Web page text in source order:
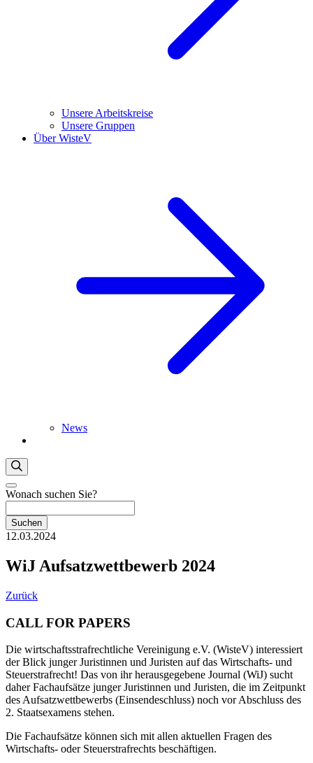
Unsere Arbeitskreise
Unsere Gruppen
Über WisteV
News
Wonach suchen Sie?
Suchen
12.03.2024
WiJ Aufsatzwettbewerb 2024
Zurück
CALL FOR PAPERS
Die wirtschaftsstrafrechtliche Vereinigung e.V. (WisteV) interessiert
der Blick junger Juristinnen und Juristen auf das Wirtschafts- und
Steuerstrafrecht! Das von ihr herausgegebene Journal (WiJ) sucht
daher Fachaufsätze junger Juristinnen und Juristen, die im Zeitpunkt
des Aufsatzwettbewerbs (Einsendeschluss) noch vor Abschluss des
2. Staatsexamens stehen.
Die Fachaufsätze können sich mit allen aktuellen Fragen des
Wirtschafts- oder Steuerstrafrechts beschäftigen.